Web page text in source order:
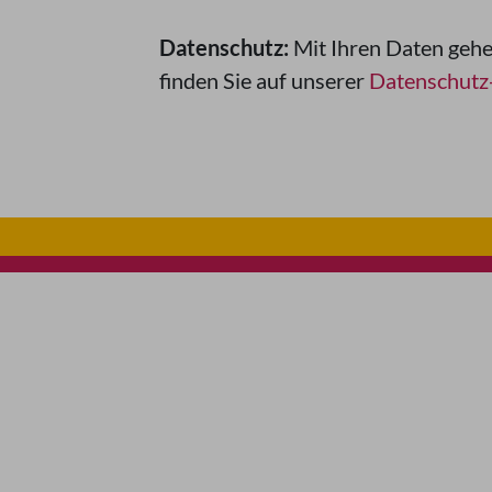
Datenschutz: Mit Ihren Daten
finden Sie auf unserer